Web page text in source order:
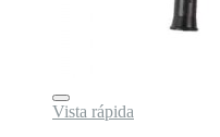
Vista rápida